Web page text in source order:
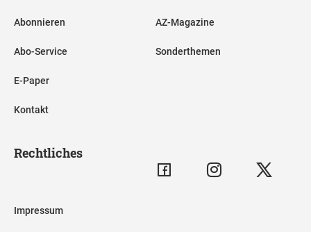
Abonnieren
Abo-Service
E-Paper
Kontakt
AZ-Magazine
Sonderthemen
Rechtliches
Impressum